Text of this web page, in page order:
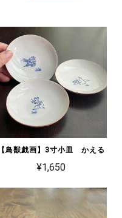
【鳥獣戯画】3寸小皿 かえる
¥1,650